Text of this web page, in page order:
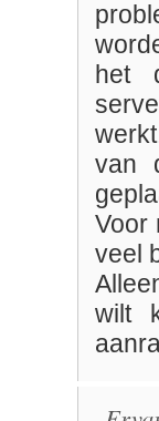
het
van
Voor
veel
wilt